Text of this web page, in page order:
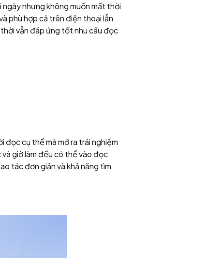
nhưng không muốn mất thời
phù hợp cả trên điện thoại lẫn
vẫn đáp ứng tốt nhu cầu đọc
đọc cụ thể mà mở ra trải nghiệm
và giờ làm đều có thể vào đọc
tác đơn giản và khả năng tìm